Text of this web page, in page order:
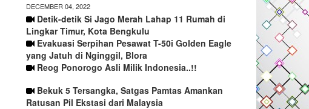
DECEMBER 04, 2022
Detik-detik Si Jago Merah Lahap 11 Rumah di
Lingkar Timur, Kota Bengkulu
Evakuasi Serpihan Pesawat T-50i Golden Eagle
yang Jatuh di Nginggil, Blora
Reog Ponorogo Asli Milik Indonesia..!!
Bekuk 5 Tersangka, Satgas Pamtas Amankan
Ratusan Pil Ekstasi dari Malaysia